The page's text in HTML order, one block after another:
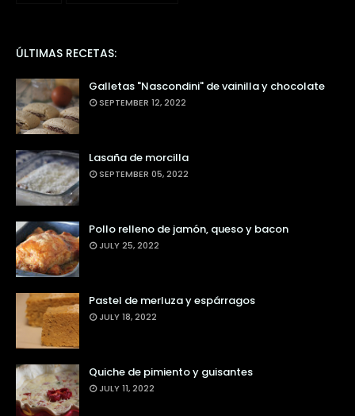
ÚLTIMAS RECETAS:
Galletas "Nascondini" de vainilla y chocolate
SEPTEMBER 12, 2022
Lasaña de morcilla
SEPTEMBER 05, 2022
Pollo relleno de jamón, queso y bacon
JULY 25, 2022
Pastel de merluza y espárragos
JULY 18, 2022
Quiche de pimiento y guisantes
JULY 11, 2022